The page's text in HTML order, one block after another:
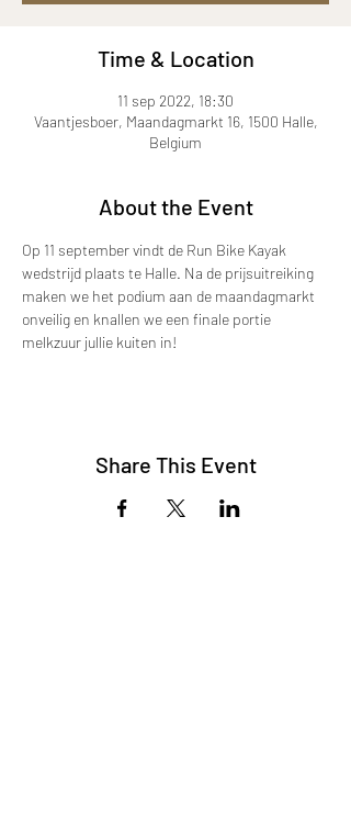
Time & Location
11 sep 2022, 18:30
Vaantjesboer, Maandagmarkt 16, 1500 Halle,
Belgium
About the Event
Op 11 september vindt de Run Bike Kayak
wedstrijd plaats te Halle. Na de prijsuitreiking
maken we het podium aan de maandagmarkt
onveilig en knallen we een finale portie
melkzuur jullie kuiten in!
Share This Event